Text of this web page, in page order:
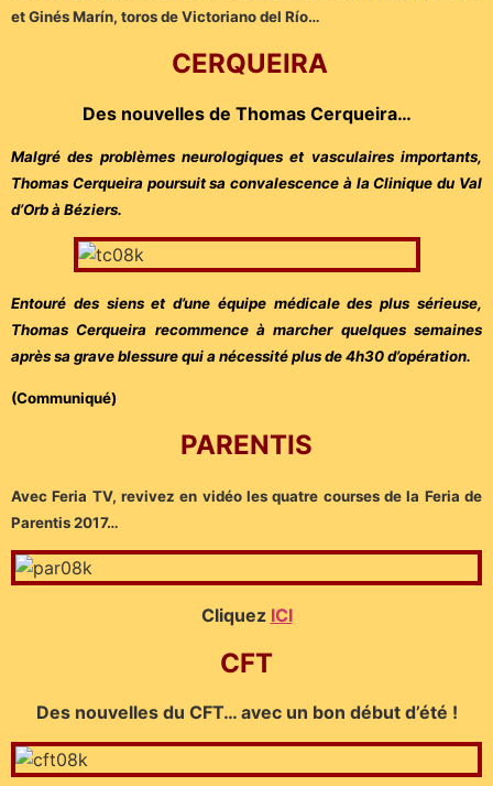
et Ginés Marín, toros de Victoriano del Río…
CERQUEIRA
Des nouvelles de Thomas Cerqueira…
Malgré des problèmes neurologiques et vasculaires importants,
Thomas Cerqueira poursuit sa convalescence à la Clinique du Val
d’Orb à Béziers.
Entouré des siens et d’une équipe médicale des plus sérieuse,
Thomas Cerqueira recommence à marcher quelques semaines
après sa grave blessure qui a nécessité plus de 4h30 d’opération.
(Communiqué)
PARENTIS
Avec Feria TV, revivez en vidéo les quatre courses de la Feria de
Parentis 2017…
Cliquez ICI
CFT
Des nouvelles du CFT… avec un bon début d’été !